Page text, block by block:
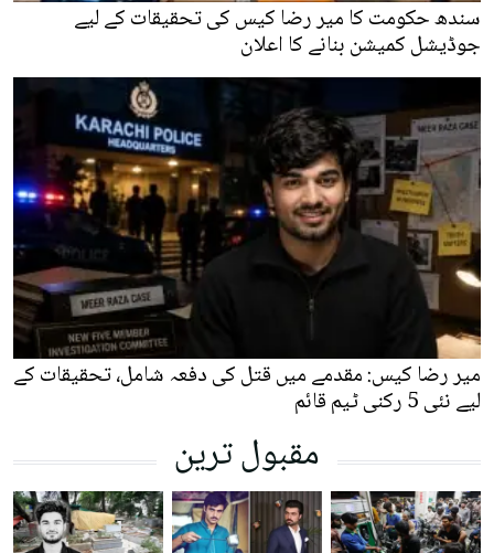
سندھ حکومت کا میر رضا کیس کی تحقیقات کے لیے
جوڈیشل کمیشن بنانے کا اعلان
میر رضا کیس: مقدمے میں قتل کی دفعہ شامل، تحقیقات کے
لیے نئی 5 رکنی ٹیم قائم
مقبول ترین